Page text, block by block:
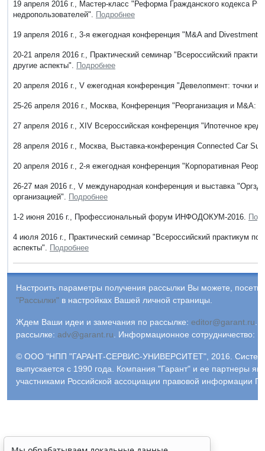
19 апреля 2016 г., Мастер-класс "Реформа Гражданского кодекса РФ
недропользователей". Подробнее
19 апреля 2016 г., 3-я ежегодная конференция "M&A and
20-21 апреля 2016 г., Практический семинар "Всероссийский
другие аспекты". Подробнее
20 апреля 2016 г., V ежегодная конференция "Девелопмент: точки
25-26 апреля 2016 г., Москва, Конференция "Реорганизация и M&A:
27 апреля 2016 г., XIV Всероссийская конференция "Ипотечное
28 апреля 2016 г., Москва, Выставка-конференция Connected Car
20 апреля 2016 г., 2-я ежегодная конференция "Корпоративная
26-27 мая 2016 г., V международная конференция и выставка
организацией". Подробнее
1-2 июня 2016 г., Профессиональный форум ИНФОДОКУМ-2016.
4 июля 2016 г., Практический семинар "Всероссийский практикум
аспекты". Подробнее
Настроить параметры получения рассылки Вы можете,
"Рассылки" в настройках Вашей личной страницы.
Ждем Ваши идеи и замечания по рассылке: editor@garant.ru
рассылке: adv@garant.ru Информационное сотрудничество:
© ООО "НПП "ГАРАНТ-СЕРВИС-УНИВЕРСИТЕТ", 2016.
выпускается с 1990 года. Компания "Гарант" и ее партнеры
участниками Российской ассоциации правовой информации